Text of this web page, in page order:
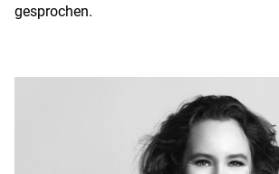
gesprochen.